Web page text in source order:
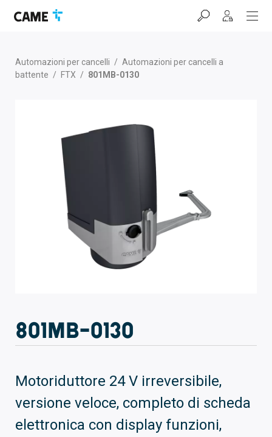
navigazione
Automazioni per cancelli / Automazioni per cancelli a
battente / FTX / 801MB-0130
801MB-0130
Motoriduttore 24 V irreversibile,
versione veloce, completo di scheda
elettronica con display funzioni,